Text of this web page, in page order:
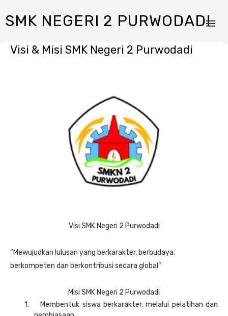
SMK NEGERI 2 PURWODADI
Visi & Misi SMK Negeri 2 Purwodadi
Visi SMK Negeri 2 Purwodadi
“Mewujudkan lulusan yang berkarakter, berbudaya,
berkompeten dan berkontribusi secara global ”
Misi SMK Negeri 2 Purwodadi
1.
Membentuk siswa berkarakter, melalui pelatihan dan